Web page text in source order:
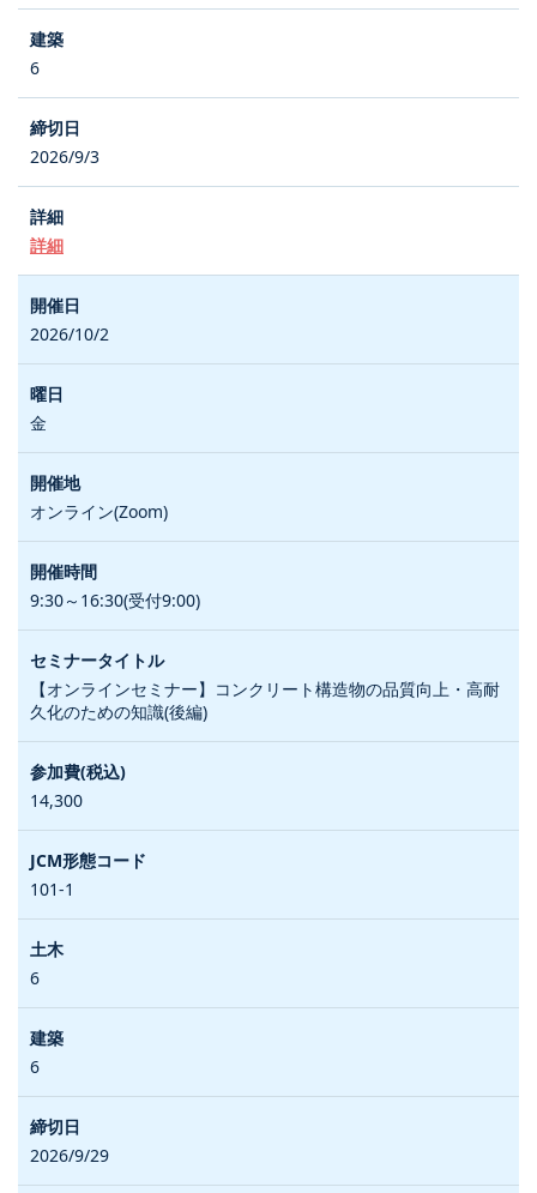
6
2026/9/3
詳細
2026/10/2
金
オンライン(Zoom)
9:30～16:30(受付9:00)
【オンラインセミナー】コンクリート構造物の品質向上・高耐
久化のための知識(後編)
14,300
101-1
6
6
2026/9/29